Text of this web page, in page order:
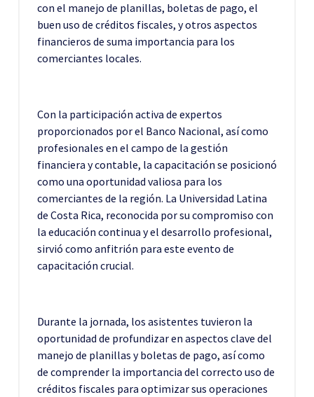
con el manejo de planillas, boletas de pago, el
buen uso de créditos fiscales, y otros aspectos
financieros de suma importancia para los
comerciantes locales.
Con la participación activa de expertos
proporcionados por el Banco Nacional, así como
profesionales en el campo de la gestión
financiera y contable, la capacitación se posicionó
como una oportunidad valiosa para los
comerciantes de la región. La Universidad Latina
de Costa Rica, reconocida por su compromiso con
la educación continua y el desarrollo profesional,
sirvió como anfitrión para este evento de
capacitación crucial.
Durante la jornada, los asistentes tuvieron la
oportunidad de profundizar en aspectos clave del
manejo de planillas y boletas de pago, así como
de comprender la importancia del correcto uso de
créditos fiscales para optimizar sus operaciones